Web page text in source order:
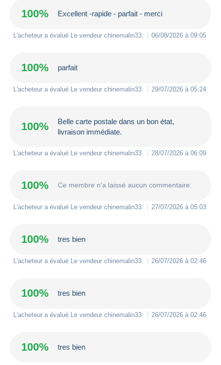
100% Excellent -rapide - parfait - merci
L'acheteur a évalué Le vendeur chinemalin33 06/08/2026 à 09:05
100% parfait
L'acheteur a évalué Le vendeur chinemalin33 29/07/2026 à 05:24
100%
Belle carte postale dans un bon état,
livraison immédiate.
L'acheteur a évalué Le vendeur chinemalin33 28/07/2026 à 06:09
100% Ce membre n'a laissé aucun commentaire.
L'acheteur a évalué Le vendeur chinemalin33 27/07/2026 à 05:03
100% tres bien
L'acheteur a évalué Le vendeur chinemalin33 26/07/2026 à 02:46
100% tres bien
L'acheteur a évalué Le vendeur chinemalin33 26/07/2026 à 02:46
100% tres bien